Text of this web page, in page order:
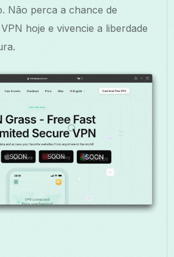
Não perca a chance de
hoje e vivencie a liberdade